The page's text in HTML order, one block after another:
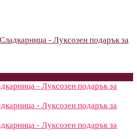
- Луксозен подарък за